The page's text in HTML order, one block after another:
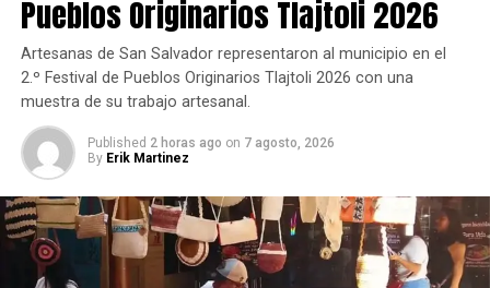
Pueblos Originarios Tlajtoli 2026
Artesanas de San Salvador representaron al municipio en el
2.º Festival de Pueblos Originarios Tlajtoli 2026 con una
muestra de su trabajo artesanal.
Published 2 horas ago on 7 agosto, 2026
By Erik Martinez